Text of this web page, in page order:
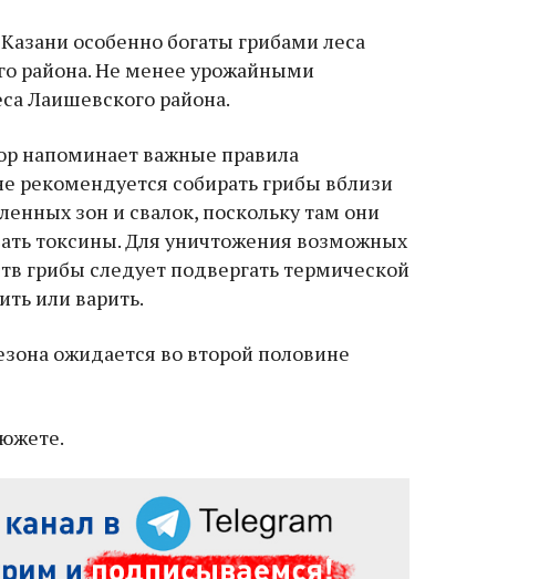
особенно богаты грибами леса
района. Не менее урожайными
Лаишевского района.
напоминает важные правила
рекомендуется собирать грибы вблизи
зон и свалок, поскольку там они
токсины. Для уничтожения возможных
грибы следует подвергать термической
или варить.
ожидается во второй половинеСВО дроны и технику связи